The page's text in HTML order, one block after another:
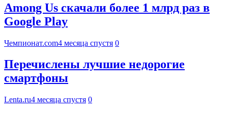
Among Us скачали более 1 млрд раз в
Google Play
Чемпионат.com4 месяца спустя 0
Перечислены лучшие недорогие
смартфоны
Lenta.ru4 месяца спустя 0